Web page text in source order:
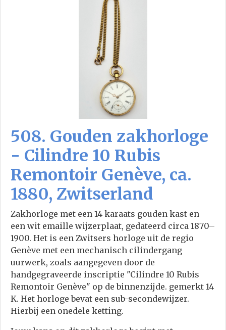
508. Gouden zakhorloge
- Cilindre 10 Rubis
Remontoir Genève, ca.
1880, Zwitserland
Zakhorloge met een 14 karaats gouden kast en
een wit emaille wijzerplaat, gedateerd circa 1870–
1900. Het is een Zwitsers horloge uit de regio
Genève met een mechanisch cilindergang
uurwerk, zoals aangegeven door de
handgegraveerde inscriptie "Cilindre 10 Rubis
Remontoir Genève" op de binnenzijde. gemerkt 14
K. Het horloge bevat een sub-secondewijzer.
Hierbij een onedele ketting.